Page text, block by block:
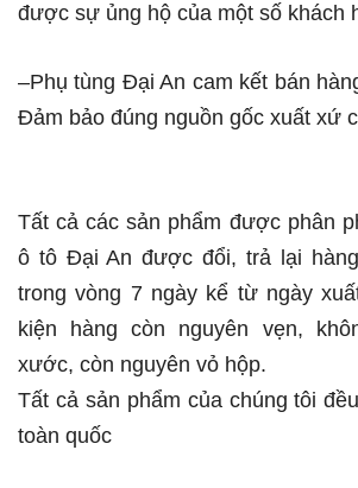
được sự ủng hộ của một số khách
–Phụ tùng Đại An cam kết bán
Đảm bảo đúng nguồn gốc xuất xứ
Tất cả các sản phẩm được phân
ô tô Đại An được đổi, trả lại
trong vòng 7 ngày kể từ ngày
kiện hàng còn nguyên vẹn,
xước, còn nguyên vỏ hộp.
Tất cả sản phẩm của chúng tôi
toàn quốc